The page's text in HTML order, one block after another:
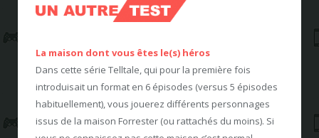
La maison dont vous êtes le(s) héros
Dans cette série Telltale, qui pour la première fois
introduisait un format en 6 épisodes (versus 5 épisodes
habituellement), vous jouerez différents personnages
issus de la maison Forrester (ou rattachés du moins). Si